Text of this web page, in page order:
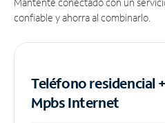
confiable y ahorra al combinarlo.
Teléfono residencial
MpbsInternet